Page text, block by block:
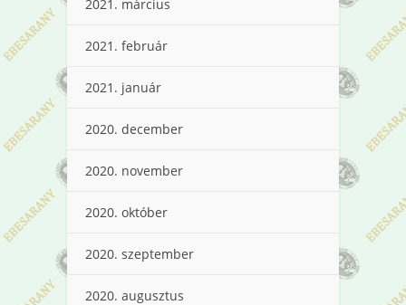
2021. március
2021. február
2021. január
2020. december
2020. november
2020. október
2020. szeptember
2020. augusztus